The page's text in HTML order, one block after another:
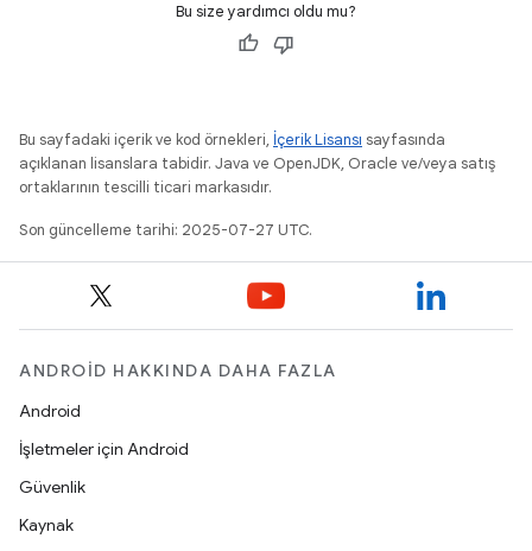
Bu size yardımcı oldu mu?
Bu sayfadaki içerik ve kod örnekleri, İçerik Lisansı sayfasında
açıklanan lisanslara tabidir. Java ve OpenJDK, Oracle ve/veya satış
ortaklarının tescilli ticari markasıdır.
Son güncelleme tarihi: 2025-07-27 UTC.
ANDROID HAKKINDA DAHA FAZLA
Android
İşletmeler için Android
Güvenlik
Kaynak